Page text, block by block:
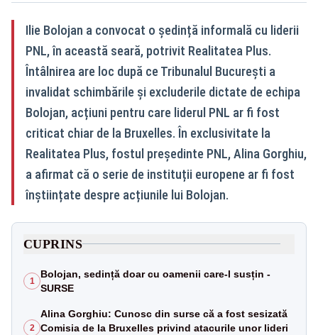
Ilie Bolojan a convocat o ședință informală cu liderii
PNL, în această seară, potrivit Realitatea Plus.
Întâlnirea are loc după ce Tribunalul București a
invalidat schimbările și excluderile dictate de echipa
Bolojan, acțiuni pentru care liderul PNL ar fi fost
criticat chiar de la Bruxelles. În exclusivitate la
Realitatea Plus, fostul președinte PNL, Alina Gorghiu,
a afirmat că o serie de instituții europene ar fi fost
înștiințate despre acțiunile lui Bolojan.
CUPRINS
1
Bolojan, sedință doar cu oamenii care-l susțin -
SURSE
2
Alina Gorghiu: Cunosc din surse că a fost sesizată
Comisia de la Bruxelles privind atacurile unor lideri